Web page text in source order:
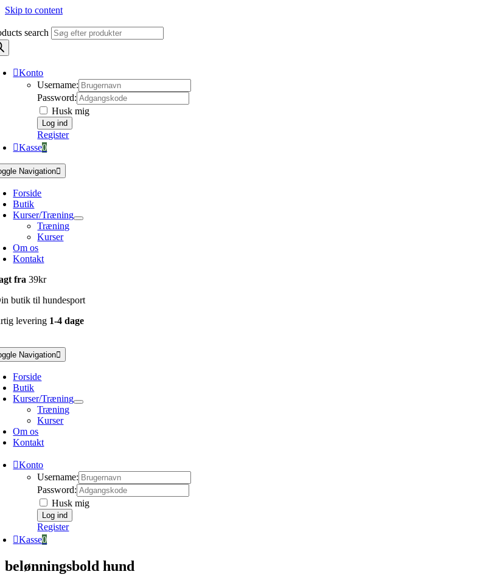
Skip to content
search
Konto
Username:
Password:
Husk mig
Register
Kasse0
Navigation
Forside
Butik
Kurser/Træning
Træning
Kurser
Om os
Kontakt
fra39kr
butik til hundesport
levering 1-4 dage
Navigation
Forside
Butik
Kurser/Træning
Træning
Kurser
Om os
Kontakt
Konto
Username:
Password:
Husk mig
Register
Kasse0
belønningsbold hund